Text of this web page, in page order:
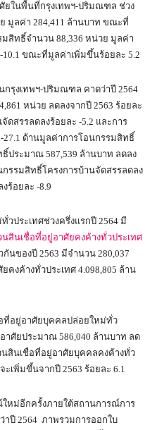
ยในพื้นที่กรุงเทพฯ-ปริมณฑล ช่วง
มูลค่า 284,411 ล้านบาท ขณะที่
มสิทธิ์จำนวน 88,336 หน่วย มูลค่า
ขณะที่มูลค่าเพิ่มขึ้นร้อยละ 5.2
รุงเทพฯ-ปริมณฑล คาดว่าปี 2564
หน่วย ลดลงจากปี 2563 ร้อยละ
ดสรรลดลงร้อยละ -5.2 และการ
ด้านมูลค่าการโอนกรรมสิทธิ์
ประมาณ 587,539 ล้านบาท ลดลง
กรรมสิทธิ์โครงการบ้านจัดสรรลดลง
ร้อยละ -8.9
ประเทศช่วงครึ่งแรกปี 2564 มี
สินเชื่อที่อยู่อาศัยคงค้างทั่วประเทศ
นของปี 2563 มีจำนวน 280,037
งค้างทั่วประเทศ 4.098,805 ล้าน
อยู่อาศัยบุคคลปล่อยใหม่ทั่ว
าศัยประมาณ 586,040 ล้านบาท ลด
นสินเชื่อที่อยู่อาศัยบุคคลคงค้างทั่ว
ะเพิ่มขึ้นจากปี 2563 ร้อยละ 6.1
หม่อีกครั้งภายใต้สถานการณ์การ
าปี 2564 ภาพรวมการออกใบ